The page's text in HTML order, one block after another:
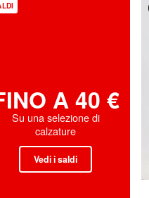
A 40 €
Su una selezione di
calzature
Vedi i saldi